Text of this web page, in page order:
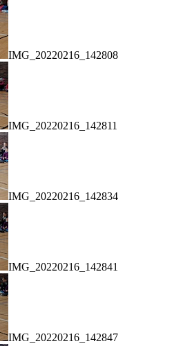
IMG_20220216_142808
IMG_20220216_142811
IMG_20220216_142834
IMG_20220216_142841
IMG_20220216_142847